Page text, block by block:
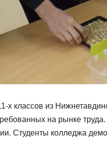
х классов из
на рынке
Студенты колледжа